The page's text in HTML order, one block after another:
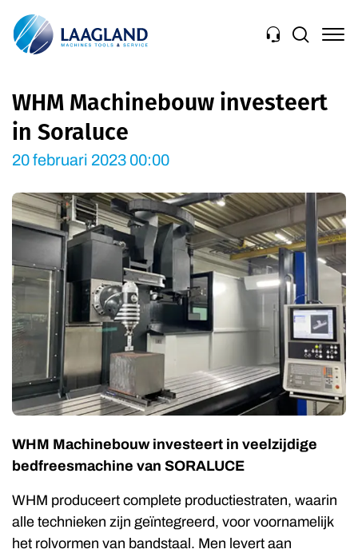
Navigation
WHM Machinebouw investeert
in Soraluce
20 februari 2023 00:00
WHM Machinebouw investeert in veelzijdige
bedfreesmachine van SORALUCE
WHM produceert complete productiestraten, waarin
alle technieken zijn geïntegreerd, voor voornamelijk
het rolvormen van bandstaal. Men levert aan